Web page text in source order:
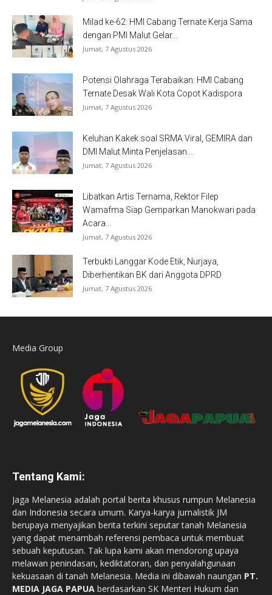
Milad ke-62: HMI Cabang Ternate Kerja Sama
dengan PMI Malut Gelar...
Jumat, 7 Agustus 2026
Potensi Olahraga Terabaikan: HMI Cabang
Ternate Desak Wali Kota Copot Kadispora
Jumat, 7 Agustus 2026
Keluhan Kakek soal SRMA Viral, GEMIRA dan
DMI Malut Minta Penjelasan...
Jumat, 7 Agustus 2026
Libatkan Artis Ternama, Rektor Filep
Wamafma Siap Gemparkan Manokwari pada
Acara...
Jumat, 7 Agustus 2026
Terbukti Langgar Kode Etik, Nurjaya,
Diberhentikan BK dari Anggota DPRD
Jumat, 7 Agustus 2026
Media Group
Tentang Kami:
Jaga Melanesia adalah portal berita khusus rumpun Melanesia
dan Indonesia secara umum. Karya-karya jurnalistik JM
berupaya menyajikan berita terkini seputar tanah Melanesia
yang dapat menambah referensi pembaca untuk membuat
sebuah keputusan. Tak lupa kami akan mendorong upaya
melawan penindasan, kediktatoran, dan penyalahgunaan
kekuasaan di tanah Melanesia. Media ini dibawah naungan PT.
MEDIA JAGA PAPUA berdasarkan SK Menteri Hukum dan